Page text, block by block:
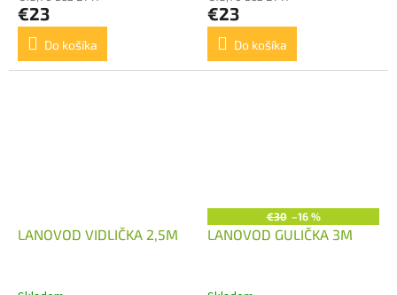
€23
Do košíka
€23
Do košíka
LANOVOD VIDLIČKA 2,5M
€30 –16 %
LANOVOD GULIČKA 3M